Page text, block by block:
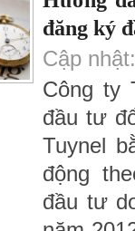
đăng ký
Cập
Công ty
đầu tư
Tuynel
động
đầu tư